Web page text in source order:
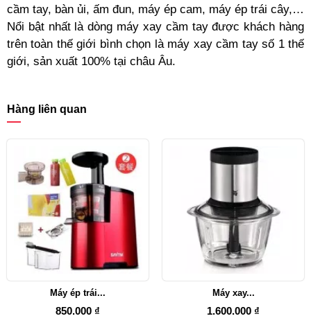
cầm tay, bàn ủi, ấm đun, máy ép cam, máy ép trái cây,…
Nổi bật nhất là dòng máy xay cầm tay được khách hàng
trên toàn thế giới bình chọn là máy xay cầm tay số 1 thế
giới, sản xuất 100% tại châu Âu.
Hàng liên quan
Máy ép trái...
850.000 ₫
Máy xay...
1.600.000 ₫